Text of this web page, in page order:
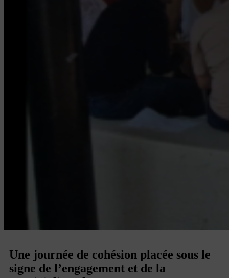
Une journée de cohésion placée sous le
signe de l’engagement et de la